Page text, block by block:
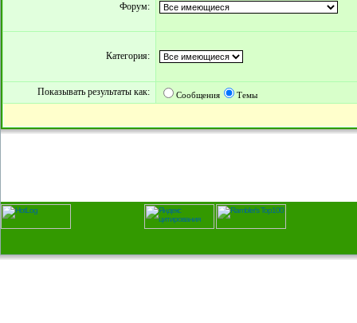
Форум:
Категория:
Показывать результаты как: Сообщения Темы